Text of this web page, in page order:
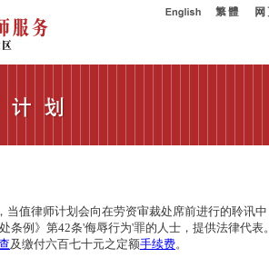
当值律师计划会向在劳资审裁处席前进行的聆讯
条例》第42条'侮辱行为'罪的人士，提供法律代表
及缴付六百七十元之定额手续费。